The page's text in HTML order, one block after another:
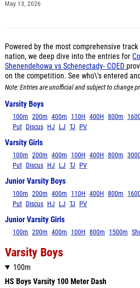
May 13, 2026
Powered by the most comprehensive
nation, we deep dive into the entries for
Shenendehowa vs Schenectady- COED
on the competition. See who\'s entered
Note: Entries are unofficial and subject to change
Varsity Boys
100m 200m 400m 110H 400H 800m
Put Discus HJ LJ TJ PV
Varsity Girls
100m 200m 400m 100H 400H 800m
Put Discus HJ LJ TJ PV
Junior Varsity Boys
100m 200m 400m 110H 400H 800m
Put Discus HJ LJ TJ PV
Junior Varsity Girls
100m 200m 400m 100H 800m 1500m
Varsity Boys
100m
HS Boys Varsity 100 Meter Dash